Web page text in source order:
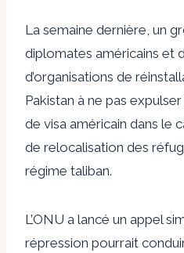
La semaine dernière, un
diplomates américains et
d’organisations de
Pakistan à ne pas
de visa américain dans le
de relocalisation des
régime taliban.
L’ONU a lancé un appel
répression pourrait